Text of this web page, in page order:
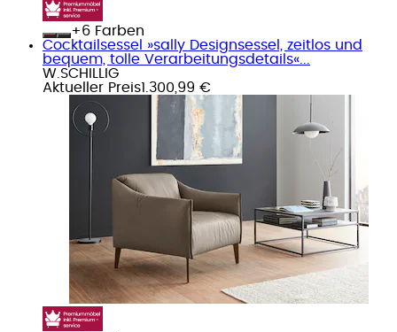
+
Farben
Cocktailsessel »sally Designsessel, zeitlos und
bequem, tolle Verarbeitungsdetails«...
W.SCHILLIG
Aktueller Preis1.300,99 €